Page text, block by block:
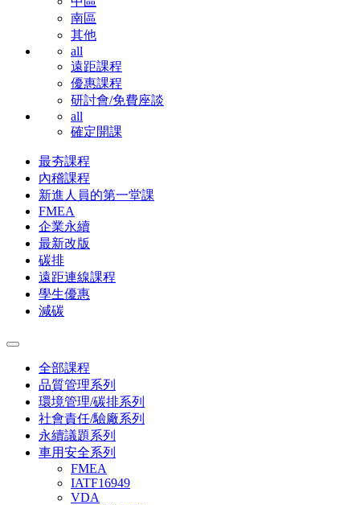
南區
其他
all
遠距課程
優惠課程
研討會/免費座談
all
確定開課
最夯課程
內稽課程
新進人員的第一堂課
FMEA
企業永續
最新改版
碳排
遠距連線課程
學生優惠
減碳
全部課程
品質管理系列
環境管理/碳排系列
社會責任/驗廠系列
永續議題系列
車用安全系列
FMEA
IATF16949
VDA